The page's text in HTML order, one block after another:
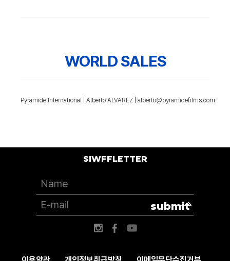
WORLD SALES
Pyramide International | Alberto ALVAREZ | alberto@pyramidefilms.com
SIWFFLETTER
submit